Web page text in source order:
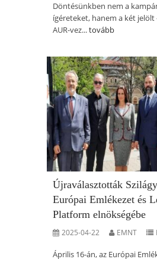
Döntésünkben nem a
ígéreteket, hanem a két jelölt
AUR-vez...tovább
Újraválasztották
Európai Emlékezet és
Platform elnökségébe
2025-04-22 EMNT
Április 16-án, az Európai